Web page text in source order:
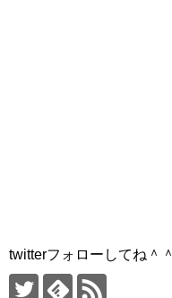
twitterフォローしてね＾＾